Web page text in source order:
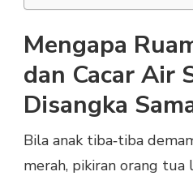
Mengapa
dan Cacar Air
Disangka
Bila anak tiba‑tiba
merah, pikiran orang tua